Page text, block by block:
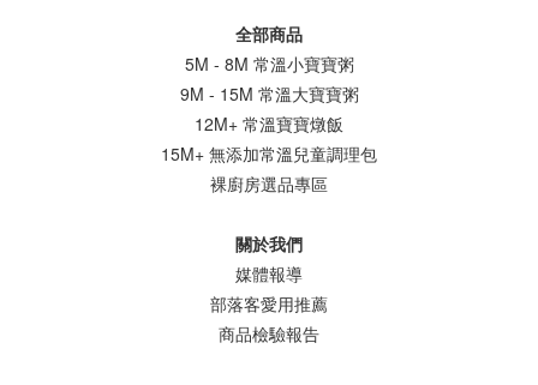
全部商品
5M - 8M 常溫小寶寶粥
9M - 15M 常溫大寶寶粥
12M+ 常溫寶寶燉飯
15M+ 無添加常溫兒童調理包
裸廚房選品專區
關於我們
媒體報導
部落客愛用推薦
商品檢驗報告